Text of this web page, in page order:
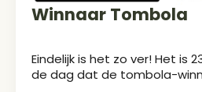
Winnaar Tombola
Eindelijk is het zo ver! Het is
de dag dat de tombola-